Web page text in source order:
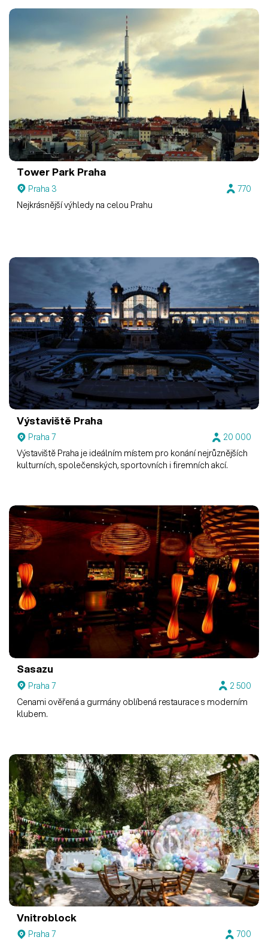
Tower Park Praha
Praha 3
770
Nejkrásnější výhledy na celou Prahu
Výstaviště Praha
Praha 7
20 000
Výstaviště Praha je ideálním místem pro konání nejrůznějších
kulturních, společenských, sportovních i firemních akcí.
Sasazu
Praha 7
2 500
Cenami ověřená a gurmány oblíbená restaurace s moderním
klubem.
Vnitroblock
Praha 7 700